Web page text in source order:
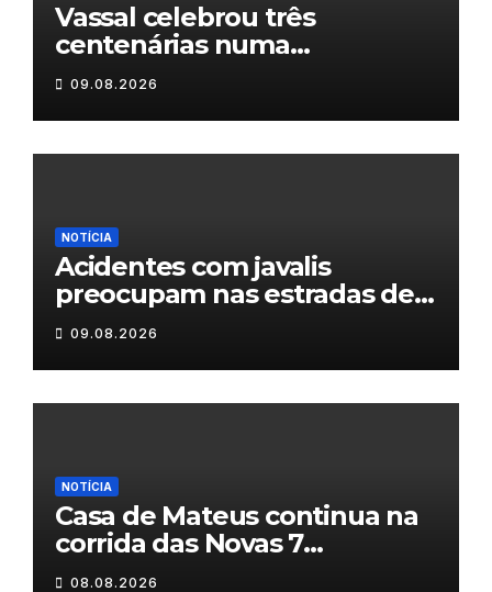
Vassal celebrou três
centenárias numa
homenagem a um século de
histórias
09.08.2026
NOTÍCIA
Acidentes com javalis
preocupam nas estradas de
Trás-os-Montes
09.08.2026
NOTÍCIA
Casa de Mateus continua na
corrida das Novas 7
Maravilhas de Portugal
08.08.2026